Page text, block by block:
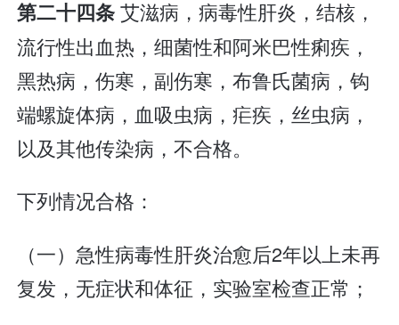
第二十四条艾滋病，病毒性肝炎，结核，
流行性出血热，细菌性和阿米巴性痢疾，
黑热病，伤寒，副伤寒，布鲁氏菌病，钩
端螺旋体病，血吸虫病，疟疾，丝虫病，
以及其他传染病，不合格。
下列情况合格：
（一）急性病毒性肝炎治愈后2年以上未再
复发，无症状和体征，实验室检查正常；